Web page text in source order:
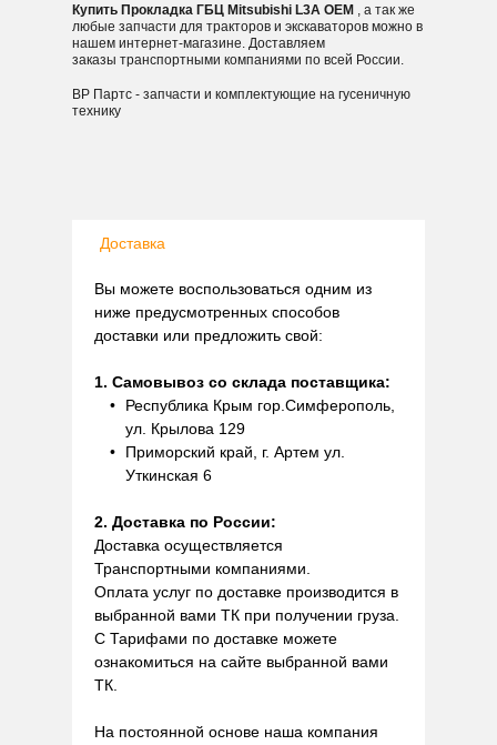
Купить Прокладка ГБЦ Mitsubishi L3A OEM , а так же
любые запчасти для тракторов и экскаваторов можно в
нашем интернет-магазине. Доставляем
заказы транспортными компаниями по всей России.
ВР Партс - запчасти и комплектующие на гусеничную
технику
Доставка
Вы можете воспользоваться одним из
ниже предусмотренных способов
доставки или предложить свой:
1. Самовывоз со склада поставщика:
Республика Крым гор.Симферополь,
ул. Крылова 129
Приморский край, г. Артем ул.
Уткинская 6
2. Доставка по России:
Доставка осуществляется
Транспортными компаниями.
Оплата услуг по доставке производится в
выбранной вами ТК при получении груза.
С Тарифами по доставке можете
ознакомиться на сайте выбранной вами
ТК.
На постоянной основе наша компания